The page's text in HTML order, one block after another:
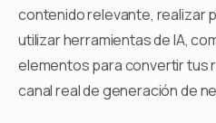
contenido relevante, realizar
utilizar herramientas de IA,
elementos para convertir tus
canal real de generación de